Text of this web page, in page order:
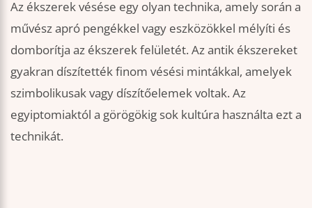
Az ékszerek vésése egy olyan technika, amely során a
művész apró pengékkel vagy eszközökkel mélyíti és
domborítja az ékszerek felületét. Az antik ékszereket
gyakran díszítették finom vésési mintákkal, amelyek
szimbolikusak vagy díszítőelemek voltak. Az
egyiptomiaktól a görögökig sok kultúra használta ezt a
technikát.